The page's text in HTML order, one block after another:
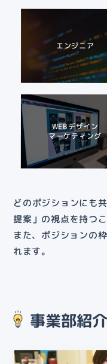
エンジニア
WEBデザイン
マーケティング
どのポジションにも
提案」の視点を持つ
また、ポジションの
れます。
事業部紹介